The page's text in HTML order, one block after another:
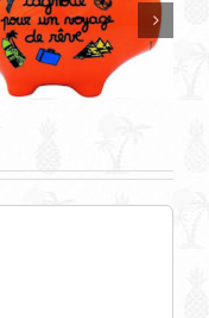
jolies
et bord
de mer